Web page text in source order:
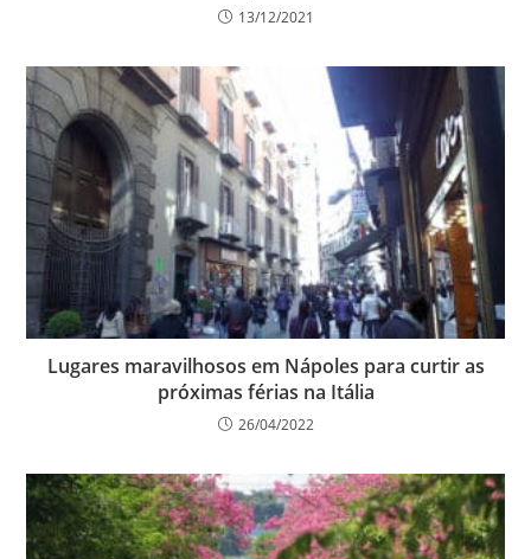
13/12/2021
Lugares maravilhosos em Nápoles para curtir as
próximas férias na Itália
26/04/2022